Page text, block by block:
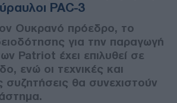
PAC-3
Ουκρανό πρόεδρο, το
για την παραγωγή
Patriot έχει επιλυθεί σε
ενώ οι τεχνικές και
συζητήσεις θα συνεχιστούν